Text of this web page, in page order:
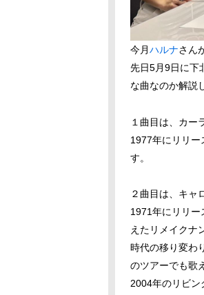
今月ハルナさん
先日5月9日に下
な曲なのか解説
１曲目は、カー
1977年にリリー
す。
２曲目は、キャ
1971年にリリー
えたリメイクナ
時代の移り変わ
のツアーでも歌
2004年のリビン